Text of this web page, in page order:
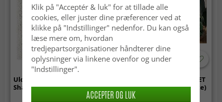
Uldtæppe - Aliste Wool
Shaggy (snow white)
Rundt tæppe - Recycled PET
with viscose look (off-white)
Klik på "Acceptér & luk" for at tillade alle
cookies, eller juster dine præferencer ved at
klikke på "Indstillinger" nedenfor. Du kan også
læse mere om, hvordan
tredjepartsorganisationer håndterer dine
oplysninger via linkene ovenfor og under
"Indstillinger".
ACCEPTER OG LUK